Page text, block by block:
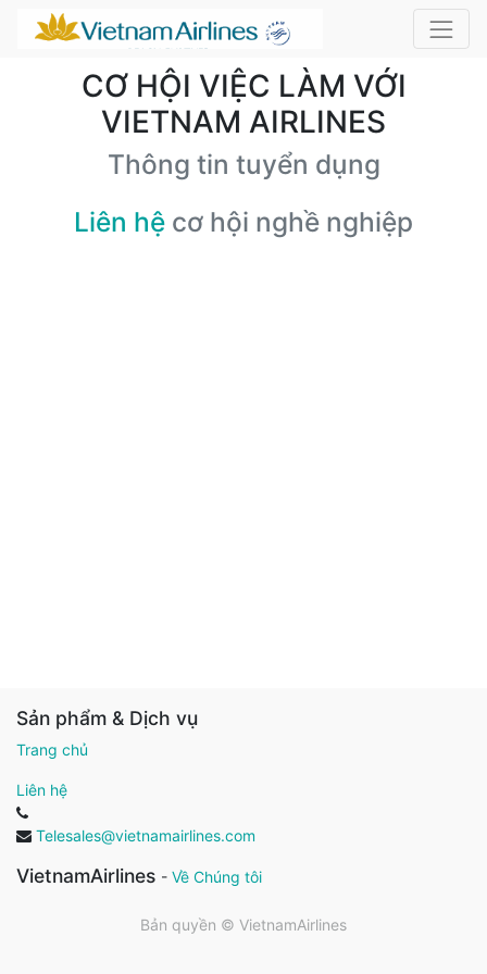
CƠ HỘI VIỆC LÀM VỚI
VIETNAM AIRLINES
Thông tin tuyển dụng
Liên hệ cơ hội nghề nghiệp
Sản phẩm & Dịch vụ
Trang chủ
Liên hệ
Telesales@vietnamairlines.com
VietnamAirlines - Về Chúng tôi
Bản quyền © VietnamAirlines